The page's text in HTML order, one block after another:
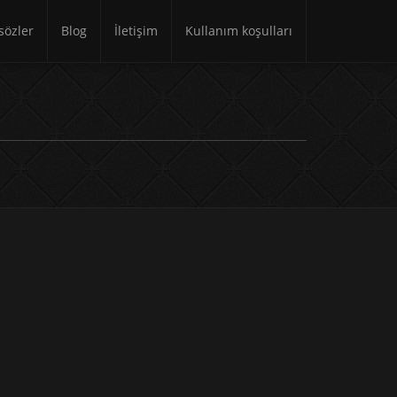
Blog İletişim Kullanım koşulları